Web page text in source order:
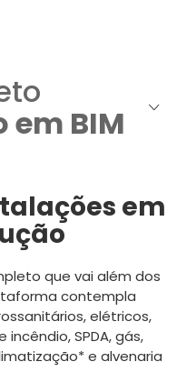
BIM
em
que vai além dos
contempla
elétricos,
SPDA, gás,
e alvenaria